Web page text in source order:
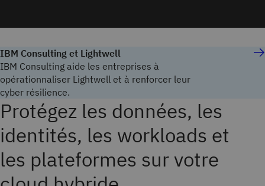
IBM Consulting et Lightwell
IBM Consulting aide les entreprises à
opérationnaliser Lightwell et à renforcer leur
cyber résilience.
Protégez les données, les
identités, les workloads et
les plateformes sur votre